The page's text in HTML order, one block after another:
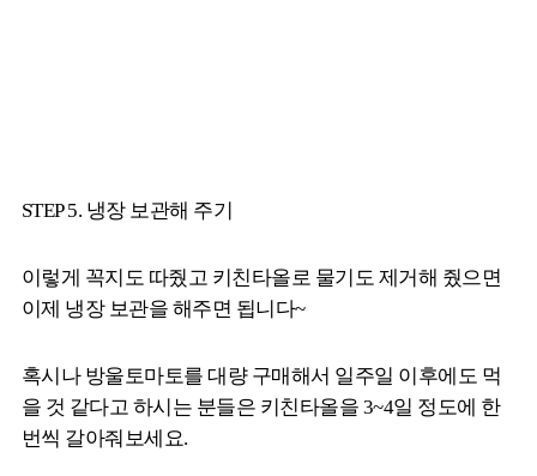
STEP 5. 냉장 보관해 주기
이렇게 꼭지도 따줬고 키친타올로 물기도 제거해 줬으면
이제 냉장 보관을 해주면 됩니다~
혹시나 방울토마토를 대량 구매해서 일주일 이후에도 먹
을 것 같다고 하시는 분들은 키친타올을 3~4일 정도에 한
번씩 갈아줘보세요.